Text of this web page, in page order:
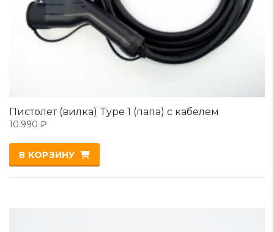
Пистолет (вилка) Type 1 (папа) с кабелем
10.990 ₽
В КОРЗИНУ